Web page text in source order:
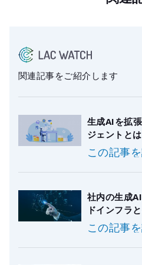
関連記事をご紹介します
生成AIを拡
ジェントとは
この記事
社内の生成
ドインフラ
この記事